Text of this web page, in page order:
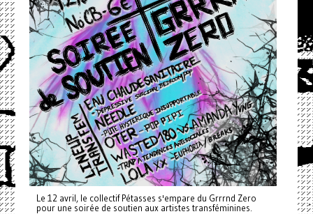
Le 12 avril, le collectif Pétasses s'empare du Grrrnd Zero
pour une soirée de soutien aux artistes transféminines.